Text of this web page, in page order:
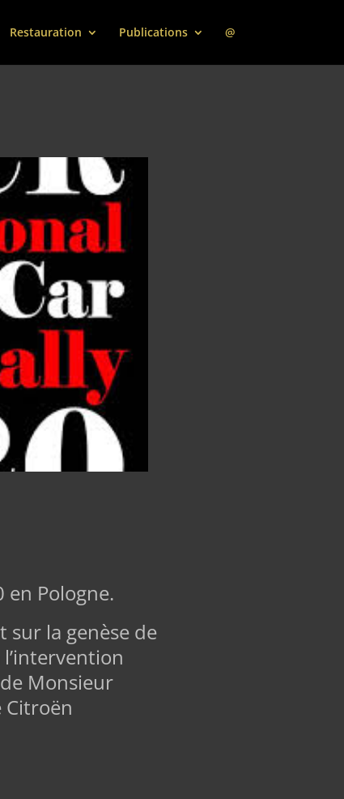
Restauration Publications @
en Pologne.
la genèse de
Monsieur
Citroën